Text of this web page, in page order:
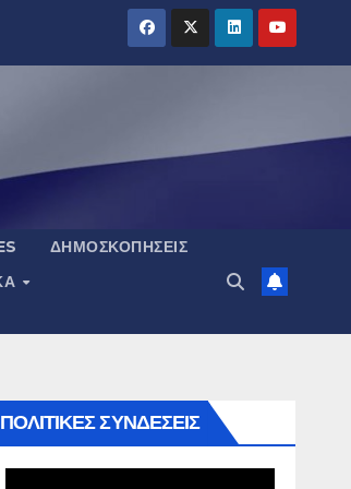
ΔΗΜΟΣΚΟΠΉΣΕΙΣ
ΠΟΛΙΤΙΚΕΣ ΣΥΝΔΕΣΕΙΣ